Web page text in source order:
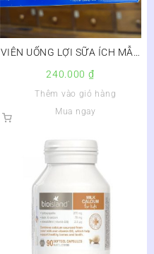
VIÊN UỐNG LỢI SỮA ÍCH MẪU
x 10 viên
240.000 ₫
Thêm vào giỏ hàng
Mua ngay